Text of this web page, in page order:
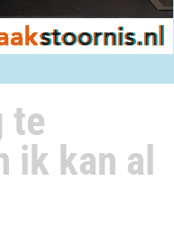
te
ik kan al